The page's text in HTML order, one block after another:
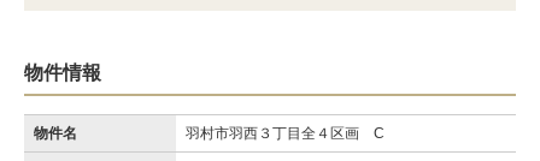
物件情報
物件名 羽村市羽西３丁目全４区画 C